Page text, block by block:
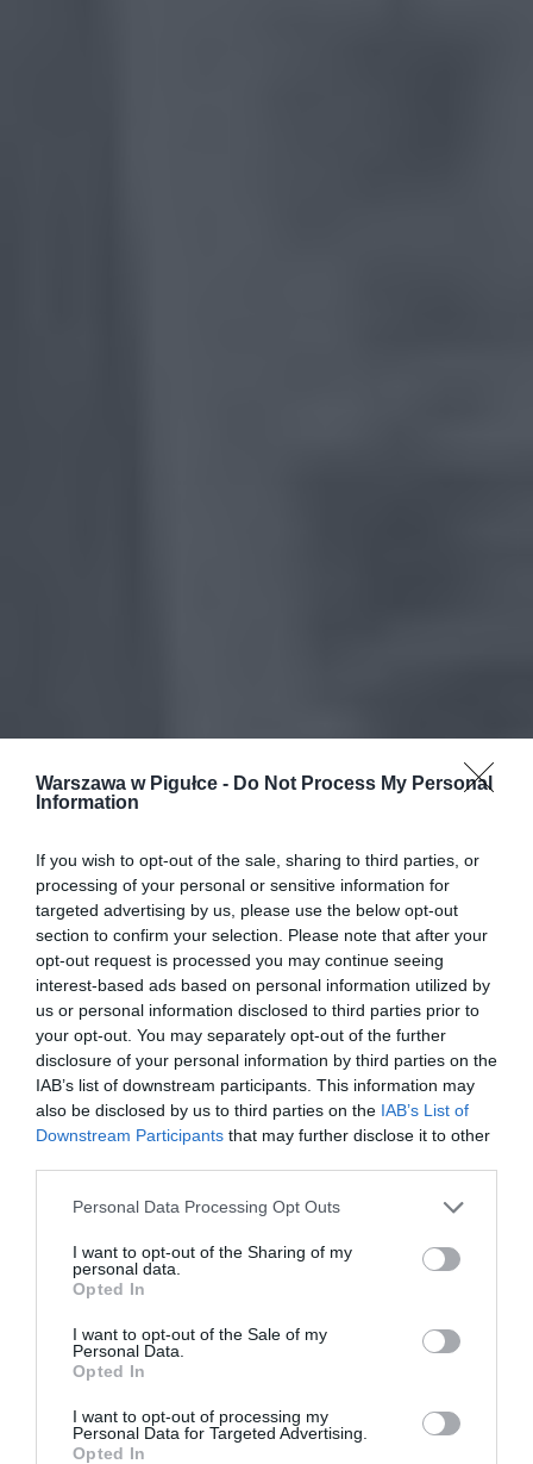
Warszawa w Pigułce - Do Not Process My Personal
Information
If you wish to opt-out of the sale, sharing to third parties, or
processing of your personal or sensitive information for
targeted advertising by us, please use the below opt-out
section to confirm your selection. Please note that after your
opt-out request is processed you may continue seeing
interest-based ads based on personal information utilized by
us or personal information disclosed to third parties prior to
your opt-out. You may separately opt-out of the further
disclosure of your personal information by third parties on the
IAB’s list of downstream participants. This information may
also be disclosed by us to third parties on the IAB’s List of
Downstream Participants that may further disclose it to other
Personal Data Processing Opt Outs
I want to opt-out of the Sharing of my
personal data.
Opted In
I want to opt-out of the Sale of my
Personal Data.
Opted In
I want to opt-out of processing my
Personal Data for Targeted Advertising.
Opted In